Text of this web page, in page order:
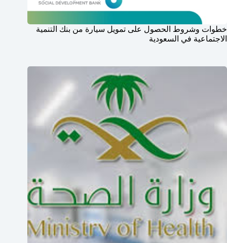
خطوات وشروط الحصول على تمويل سيارة من بنك التنمية
الاجتماعية في السعودية